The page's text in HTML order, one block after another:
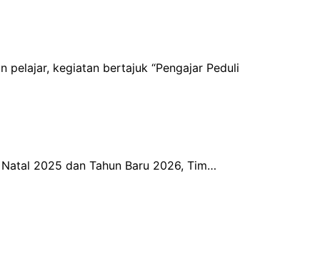
pelajar, kegiatan bertajuk “Pengajar Peduli
2025 dan Tahun Baru 2026, Tim…